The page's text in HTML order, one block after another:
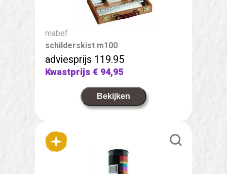
mabef
schilderskist m100
adviesprijs 119.95
Kwastprijs€ 94,95
Bekijken